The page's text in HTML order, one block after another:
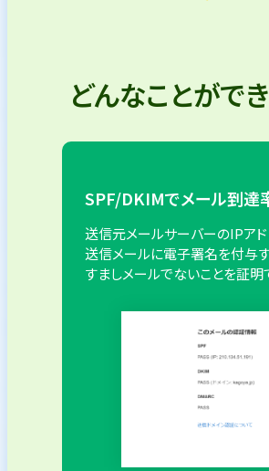
どんなことがで
SPF/DKIMでメール到達
送信元メールサーバーのIPアド
送信メールに電子署名を付与す
すましメールでないことを証明